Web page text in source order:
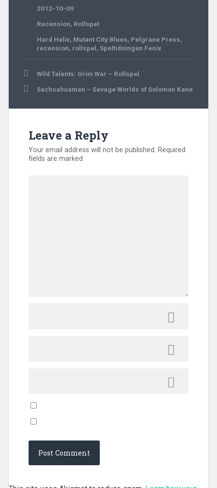
2012-10-09
Recension, Rollspel
Hard Helix, Mutant City Blues, Pelgrane Press,
recension, rollspel, Speltidningen Fenix
PostWild Talents: Grim War – Rollspel
Sachsahuaman – Savage Worlds of Solomon Kane
Leave a Reply
Your email address will not be published. Required
fields are marked